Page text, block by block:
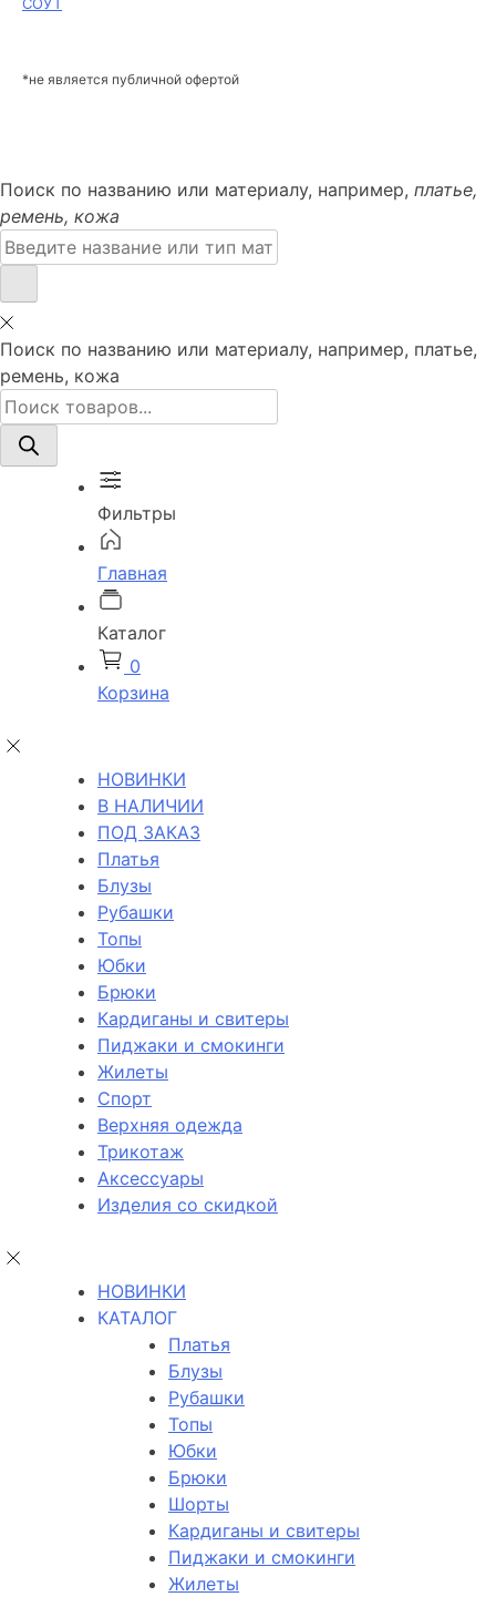
*не является публичной офертой
Поиск по названию или материалу, например, платье,
ремень, кожа
Поиск:
Поиск по названию или материалу, например, платье,
ремень, кожа
Поиск
товаров
Фильтры
Главная
Каталог
0
Корзина
НОВИНКИ
В НАЛИЧИИ
ПОД ЗАКАЗ
Платья
Блузы
Рубашки
Топы
Юбки
Брюки
Кардиганы и свитеры
Пиджаки и смокинги
Жилеты
Спорт
Верхняя одежда
Трикотаж
Аксессуары
Изделия со скидкой
НОВИНКИ
КАТАЛОГ
Платья
Блузы
Рубашки
Топы
Юбки
Брюки
Шорты
Кардиганы и свитеры
Пиджаки и смокинги
Жилеты